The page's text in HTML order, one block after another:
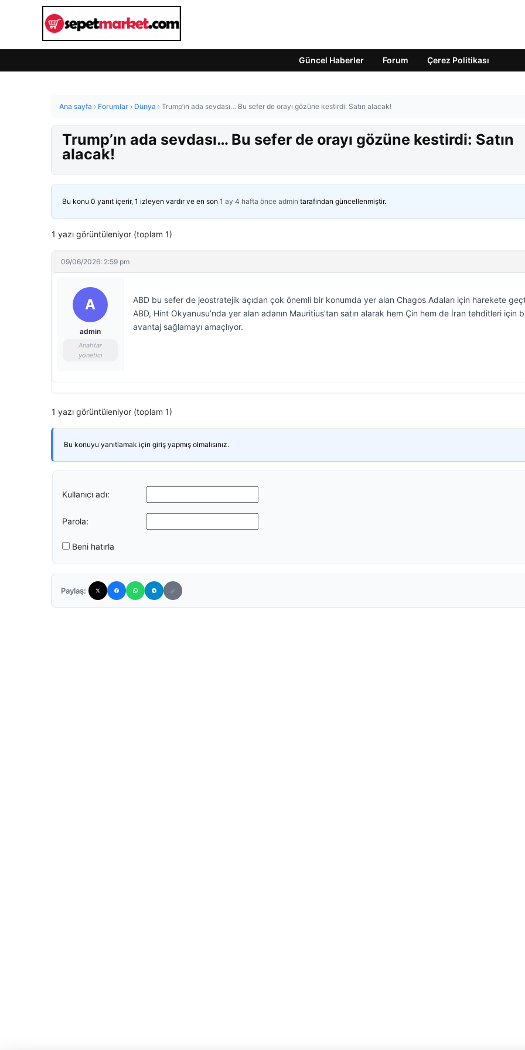
Güncel Haberler Forum Çerez Politikası
Ana sayfa › Forumlar › Dünya › Trump’ın ada sevdası… Bu sefer de orayı gözüne kestirdi: Satın alacak!
Trump’ın ada sevdası… Bu sefer de orayı gözüne kestirdi: Satın
alacak!
Bu konu 0 yanıt içerir, 1 izleyen vardır ve en son 1 ay 4 hafta önce admin tarafından güncellenmiştir.
1 yazı görüntüleniyor (toplam 1)
09/06/2026: 2:59 pm
A
admin
Anahtar
yönetici
ABD bu sefer de jeostratejik açıdan çok önemli bir konumda yer alan Chagos Adaları için harekete
ABD, Hint Okyanusu’nda yer alan adanın Mauritius’tan satın alarak hem Çin hem de İran tehditleri için
avantaj sağlamayı amaçlıyor.
1 yazı görüntüleniyor (toplam 1)
Bu konuyu yanıtlamak için giriş yapmış olmalısınız.
Kullanıcı adı:
Parola:
Beni hatırla
Paylaş: